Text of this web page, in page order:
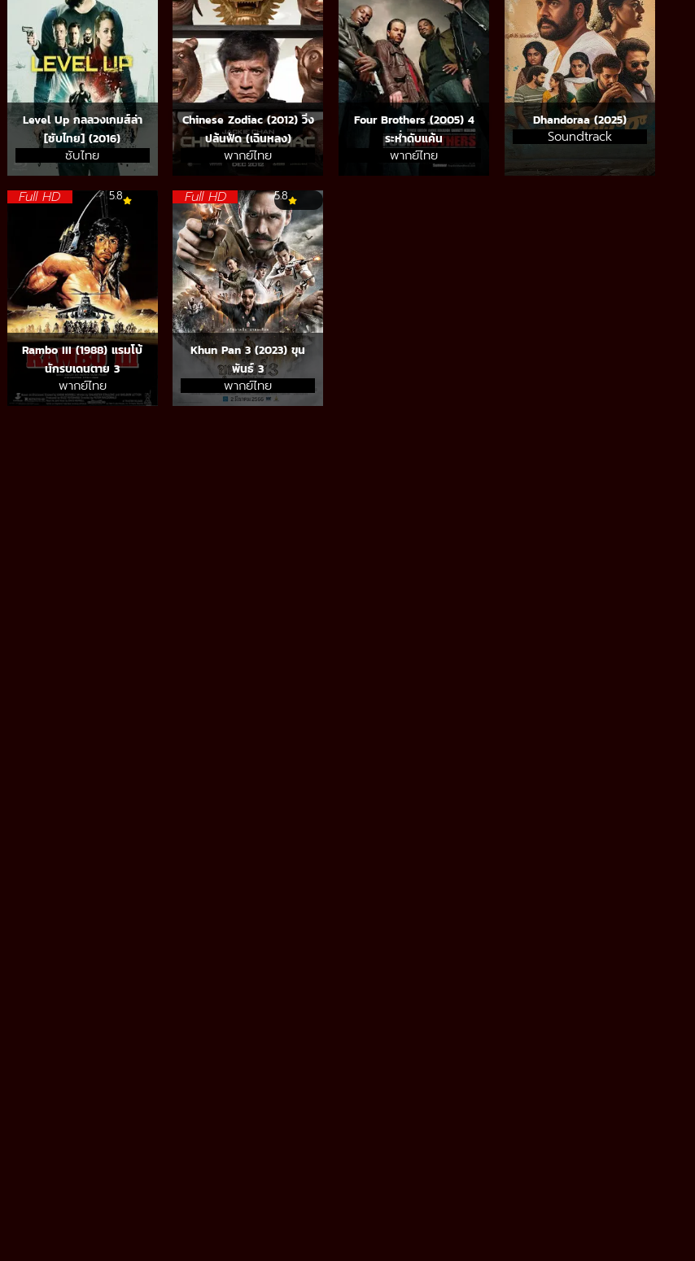
Level Up กลลวงเกมส์ล่า
[ซับไทย] (2016)
ซับไทย
Chinese Zodiac (2012) วิ่ง
ปล้นฟัด (เฉินหลง)
พากย์ไทย
Four Brothers (2005) 4
ระห่ำดับแค้น
พากย์ไทย
Dhandoraa (2025)
Soundtrack
Full HD 5.8
Rambo III (1988) แรมโบ้
นักรบเดนตาย 3
พากย์ไทย
Full HD 5.8
Khun Pan 3 (2023) ขุน
พันธ์ 3
พากย์ไทย